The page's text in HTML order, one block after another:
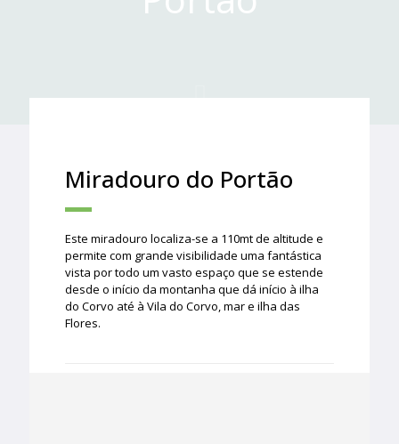
Miradouro do Portão
Este miradouro localiza-se a 110mt de altitude e
permite com grande visibilidade uma fantástica
vista por todo um vasto espaço que se estende
desde o início da montanha que dá início à ilha
do Corvo até à Vila do Corvo, mar e ilha das
Flores.